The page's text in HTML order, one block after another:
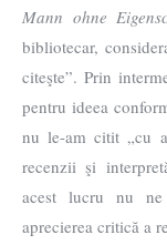
Mann ohne
bibliotecar,
citeşte”. Prin
pentru ideea
nu le-am citit „cu
recenzii şi
acest lucru nu
aprecierea critică a